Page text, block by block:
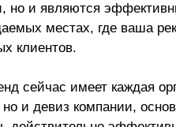
но и являются
местах, где ваша
клиентов.
сейчас имеет каждая
и девиз компании,